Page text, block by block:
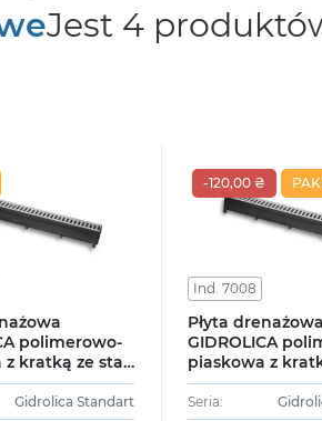
Jest 4
polimerowo-
z kratką ze stali
DN100 H130
Gidrolica Standart
Ind. 7008
Płyta drenażowa
GIDROLICA
piaskowa z
stalową
DN100 H130 art.
Seria:
-120,00 ₴